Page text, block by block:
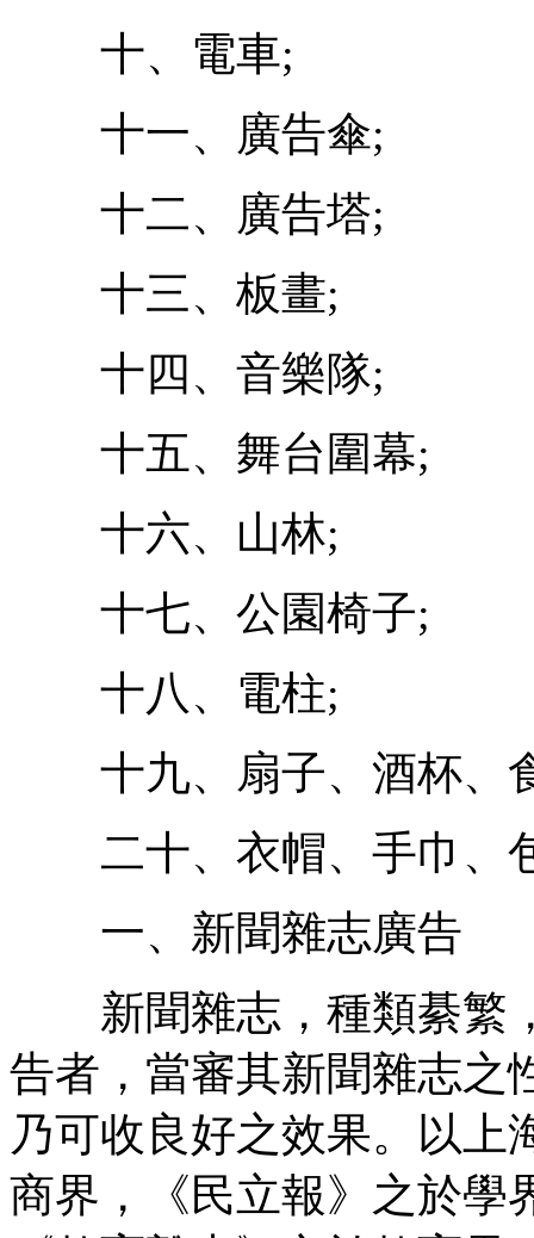
十、電車;
十一、廣告傘;
十二、廣告塔;
十三、板畫;
十四、音樂隊;
十五、舞台圍幕;
十六、山林;
十七、公園椅子;
十八、電柱;
十九、扇子、酒杯、
二十、衣帽、手巾、
一、新聞雜志廣告
新聞雜志，種類綦繁
告者，當審其新聞雜志之
乃可收良好之效果。以上
商界，《民立報》之於學